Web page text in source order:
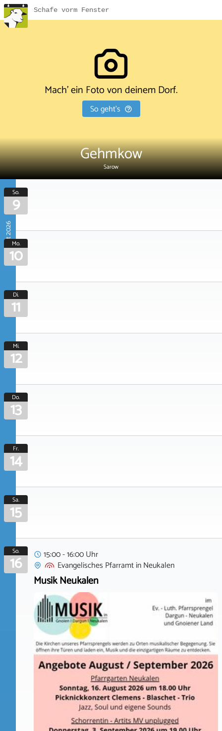
Schafe vorm Fenster
Mach' ein Foto von deinem Dorf.
So geht's
Gehmkow
Sarow
August 2026
So.
9
Mo.
10
Di.
11
Mi.
12
Do.
13
Fr.
14
Sa.
15
So.
16
15:00 - 16:00 Uhr
Evangelisches PfarramtinNeukalen
Musik Neukalen